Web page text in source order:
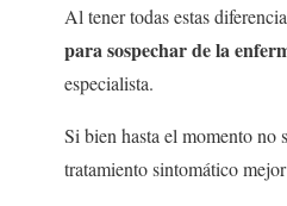
Al tener todas estas
para sospechar de la
especialista.
Si bien hasta el momento no
tratamiento sintomático